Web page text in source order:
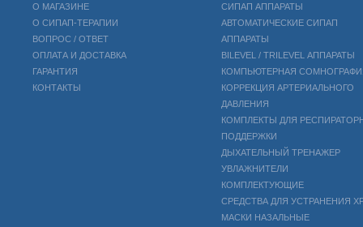
О МАГАЗИНЕ
О СИПАП-ТЕРАПИИ
ВОПРОС / ОТВЕТ
ОПЛАТА И ДОСТАВКА
ГАРАНТИЯ
КОНТАКТЫ
СИПАП АППАРАТЫ
АВТОМАТИЧЕСКИЕ СИПАП
АППАРАТЫ
BILEVEL / TRILEVEL АППАРАТЫ
КОМПЬЮТЕРНАЯ
КОРРЕКЦИЯ АРТЕРИАЛЬНОГО
ДАВЛЕНИЯ
КОМПЛЕКТЫ ДЛЯ
ПОДДЕРЖКИ
ДЫХАТЕЛЬНЫЙ ТРЕНАЖЕР
УВЛАЖНИТЕЛИ
КОМПЛЕКТУЮЩИЕ
СРЕДСТВА ДЛЯ УСТРАНЕНИЯ
МАСКИ НАЗАЛЬНЫЕ